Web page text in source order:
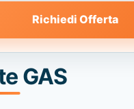
Richiedi Offerta
GAS